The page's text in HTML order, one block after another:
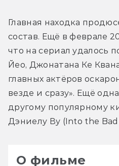
Главная находка
состав. Ещё в феврале
что на сериал удалось
Йео, Джонатана Ке
главных актёров
везде и сразу». Ещё
другому популярному
Дэниелу Ву (Into the
О фильме